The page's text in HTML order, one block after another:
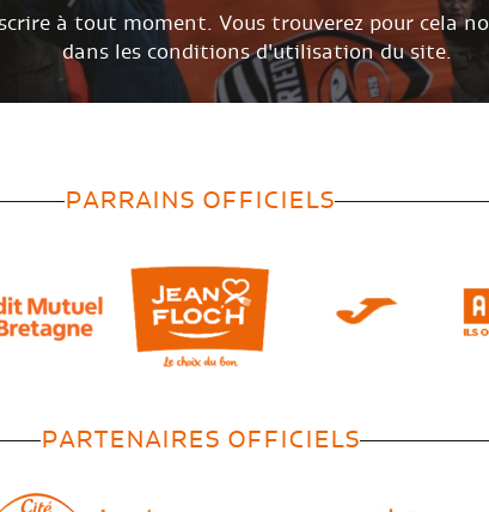
à tout moment. Vous trouverez pour cela
dans les conditions d'utilisation du site.
PARRAINS OFFICIELS
PARTENAIRES OFFICIELS